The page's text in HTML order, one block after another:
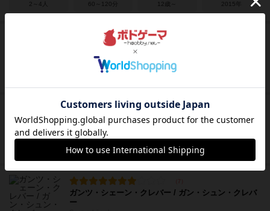
2～4人 60～120分 12歳～ 2015年
フレイムクラフト
Flamecraft
60分前後
ワーリング・ウィッチクラフト
Whirling Witchcraft
15～30分 14歳～
ガンツ・シェーン・クレバー / ガン・シュン・クレバ
ー